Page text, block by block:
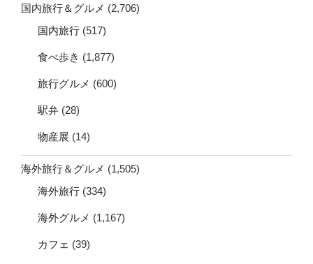
国内旅行＆グルメ (2,706)
国内旅行 (517)
食べ歩き (1,877)
旅行グルメ (600)
駅弁 (28)
物産展 (14)
海外旅行＆グルメ (1,505)
海外旅行 (334)
海外グルメ (1,167)
カフェ (39)